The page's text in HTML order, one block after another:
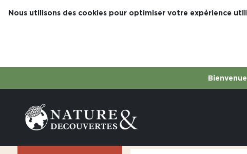
Nous utilisons des cookies pour optimiser votre expérience